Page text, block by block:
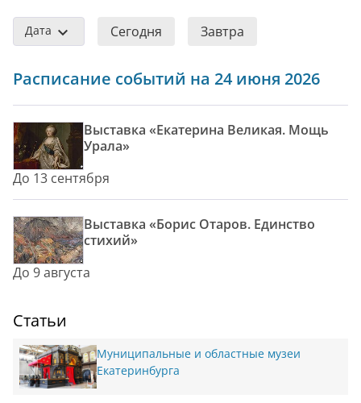
Дата Сегодня Завтра
Расписание событий на 24 июня 2026
Выставка «Екатерина Великая. Мощь
Урала»
До 13 сентября
Выставка «Борис Отаров. Единство
стихий»
До 9 августа
Статьи
Муниципальные и областные музеи
Екатеринбурга